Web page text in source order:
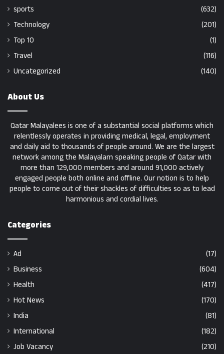
sports
(632)
Technology
(201)
Top 10
(1)
Travel
(116)
Uncategorized
(140)
About Us
Qatar Malayalees is one of a substantial social platforms which
relentlessly operates in providing medical, legal, employment
and daily aid to thousands of people around. We are the largest
network among the Malayalam speaking people of Qatar with
more than 129,000 members and around 91,000 actively
engaged people both online and offline. Our notion is to help
people to come out of their shackles of difficulties so as to lead
harmonious and cordial lives.
Categories
Ad
(17)
Business
(604)
Health
(417)
Hot News
(170)
India
(81)
International
(182)
Job Vacancy
(210)